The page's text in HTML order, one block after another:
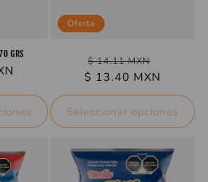
GRS
Oferta
Precio
habitual
$ 14.11 MXN
Precio
de
oferta
$ 13.40 MXN
Seleccionar opciones